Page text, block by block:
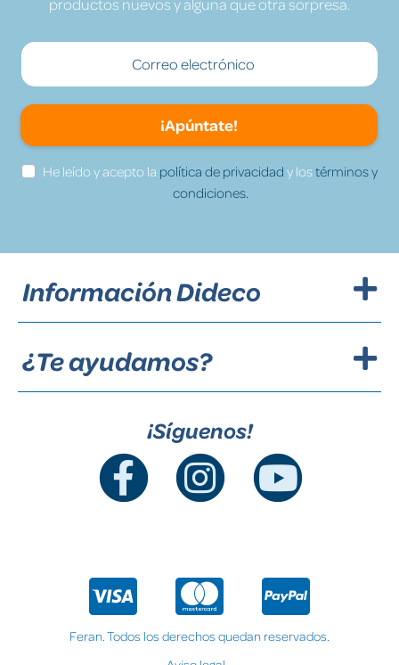
productos nuevos y alguna que otra sorpresa.
¡Apúntate!
He leído y acepto la política de privacidad y lostérminos y
condiciones.
Información Dideco
¿Te ayudamos?
¡Síguenos!
Feran. Todos los derechos quedan reservados.